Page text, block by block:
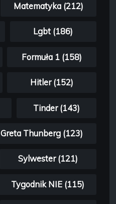
Matematyka (212)
Lgbt (186)
Formuła 1 (158)
Hitler (152)
Tinder (143)
Greta Thunberg (123)
Sylwester (121)
Tygodnik NIE (115)